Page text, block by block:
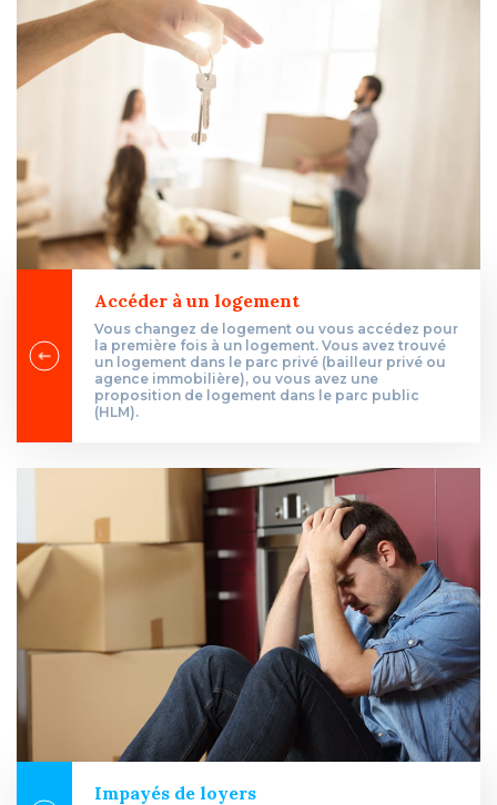
Accéder à un logement
Vous changez de logement ou vous accédez pour
la première fois à un logement. Vous avez trouvé
un logement dans le parc privé (bailleur privé ou
agence immobilière), ou vous avez une
proposition de logement dans le parc public
(HLM).
Impayés de loyers